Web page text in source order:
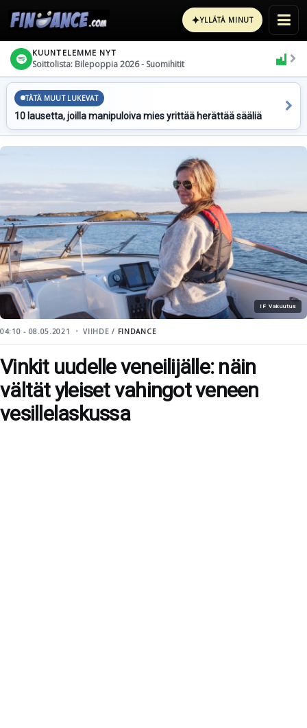
✦YLLÄTÄ MINUT
KUUNTELEMME NYT
Soittolista: Bilepoppia 2026 - Suomihitit
TÄTÄ MUUT LUKEVAT
10 lausetta, joilla manipuloiva mies yrittää herättää sääliä
IF Vakuutus
04:10 - 08.05.2021 VIIHDE / FINDANCE
Vinkit uudelle veneilijälle: näin
vältät yleiset vahingot veneen
vesillelaskussa